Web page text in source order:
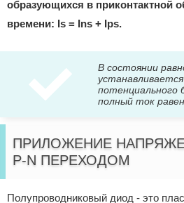
образующихся в приконтактной
времени: Is = Ins + Ips.
В состоянии
потенциального
полный ток
ПРИЛОЖЕНИЕ
P-N ПЕРЕХОДОМ
Полупроводниковый диод - это